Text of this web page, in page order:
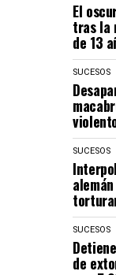
El
tras la
de 13
SUCESOS
SUCESOS
SUCESOS
de